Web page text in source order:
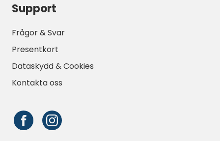
Support
Frågor & Svar
Presentkort
Dataskydd & Cookies
Kontakta oss